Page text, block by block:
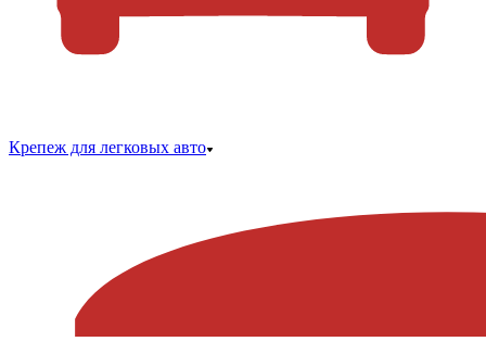
Крепеж для легковых авто